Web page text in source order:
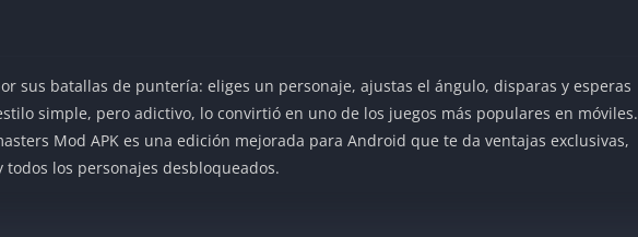
sus batallas de puntería: eliges un personaje, ajustas el ángulo, disparas y esperas
simple, pero adictivo, lo convirtió en uno de los juegos más populares en móviles.
Mod APK es una edición mejorada para Android que te da ventajas exclusivas,
los personajes desbloqueados.